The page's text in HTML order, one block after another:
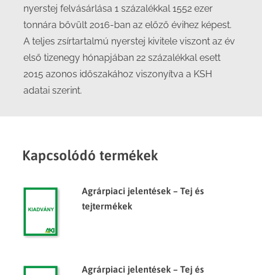
nyerstej felvásárlása 1 százalékkal 1552 ezer
tonnára bővült 2016-ban az előző évihez képest.
A teljes zsírtartalmú nyerstej kivitele viszont az év
első tizenegy hónapjában 22 százalékkal esett
2015 azonos időszakához viszonyítva a KSH
adatai szerint.
Kapcsolódó termékek
Agrárpiaci jelentések – Tej és
tejtermékek
Agrárpiaci jelentések – Tej és